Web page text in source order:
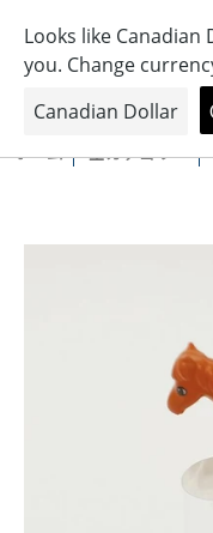
ホーム 全カテゴリー